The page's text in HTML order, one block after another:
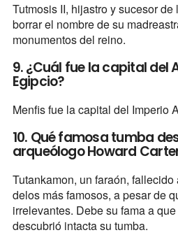
Tutmosis II, hijastro y sucesor
borrar el nombre de su
monumentos del reino.
9. ¿Cuál fue la capital del
Egipcio?
Menfis fue la capital del Imperio
10. Qué famosa tumba
arqueólogo Howard
Tutankamon, un faraón,
delos más famosos, a pesar de
irrelevantes. Debe su fama a
descubrió intacta su tumba.